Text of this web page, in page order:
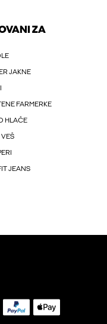
ZA
JAKNE
FARMERKE
HLAČE
JEANS